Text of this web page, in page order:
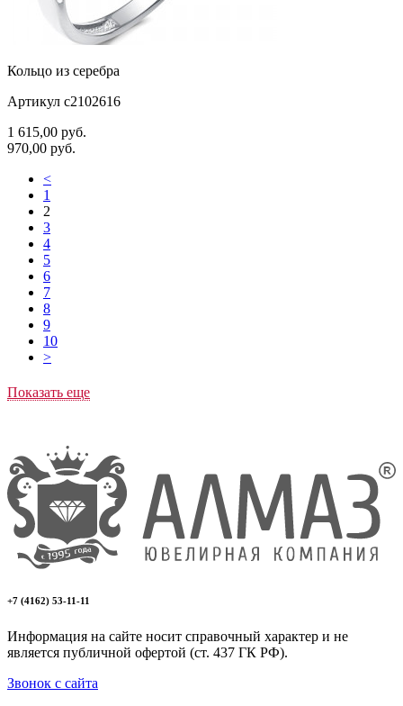
Кольцо из серебра
Артикул с2102616
1 615,00 руб.
970,00 руб.
<
1
2
3
4
5
6
7
8
9
10
>
Показать еще
+7 (4162) 53-11-11
Информация на сайте носит справочный характер и не
является публичной офертой (ст. 437 ГК РФ).
Звонок с сайта